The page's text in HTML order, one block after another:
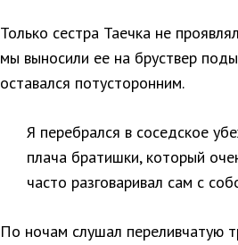
Только сестра Таечка не
мы выносили ее на бруствер
оставался потусторонним.
Я перебрался в соседское
плача братишки, который
часто разговаривал сам с
По ночам слушал переливчатую